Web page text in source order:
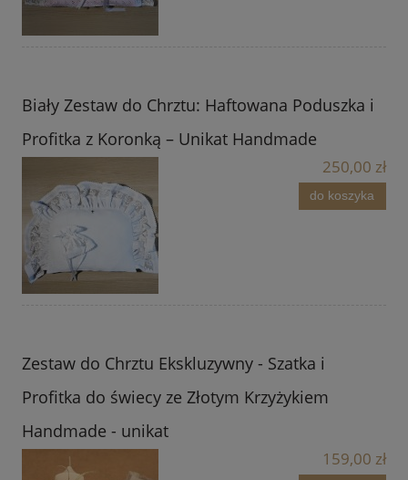
Biały Zestaw do Chrztu: Haftowana Poduszka i
Profitka z Koronką – Unikat Handmade
250,00 zł
do koszyka
Zestaw do Chrztu Ekskluzywny - Szatka i
Profitka do świecy ze Złotym Krzyżykiem
Handmade - unikat
159,00 zł